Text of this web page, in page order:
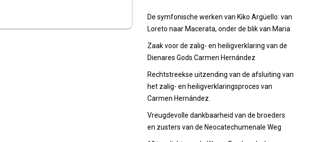
De symfonische werken van Kiko Argüello: van
Loreto naar Macerata, onder de blik van Maria
Zaak voor de zalig- en heiligverklaring van de
Dienares Gods Carmen Hernández
Rechtstreekse uitzending van de afsluiting van
het zalig- en heiligverklaringsproces van
Carmen Hernández.
Vreugdevolle dankbaarheid van de broeders
en zusters van de Neocatechumenale Weg